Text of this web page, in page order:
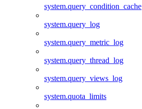
system.query_condition_cache
system.query_log
system.query_metric_log
system.query_thread_log
system.query_views_log
system.quota_limits